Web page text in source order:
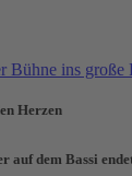
Herzen
auf dem Bassi